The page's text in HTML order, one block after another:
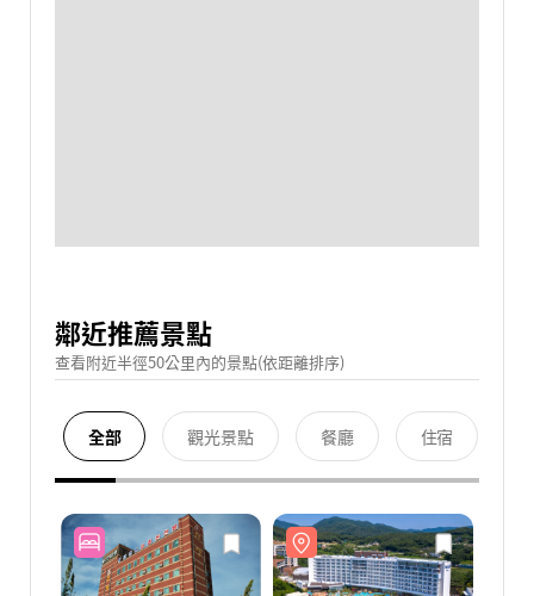
鄰近推薦景點
查看附近半徑50公里內的景點(依距離排序)
全部 觀光景點 餐廳 住宿